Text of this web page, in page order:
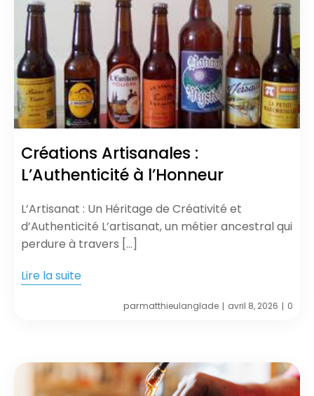
Créations Artisanales :
L’Authenticité à l’Honneur
L’Artisanat : Un Héritage de Créativité et
d’Authenticité L’artisanat, un métier ancestral qui
perdure à travers […]
Lire la suite
parmatthieulanglade | avril 8, 2026 | 0